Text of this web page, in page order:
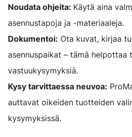
Noudata ohjeita: Käytä aina
asennustapoja ja -materiaaleja.
Dokumentoi: Ota kuvat, kirjaa
asennuspaikat – tämä helpottaa
vastuukysymyksiä.
Kysy tarvittaessa neuvoa:
auttavat oikeiden tuotteiden
kysymyksissä.